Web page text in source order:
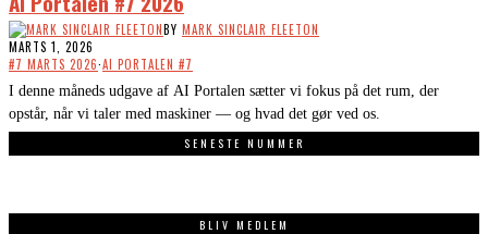
BY MARK SINCLAIR FLEETON
MARTS 1, 2026
#7 MARTS 2026·AI PORTALEN #7
I denne måneds udgave af AI Portalen sætter vi fokus på det rum, der
opstår, når vi taler med maskiner — og hvad det gør ved os.
SENESTE NUMMER
BLIV MEDLEM